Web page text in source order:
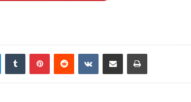
LinkedInTumblr PinterestReddit VKontakteShare via Email Print